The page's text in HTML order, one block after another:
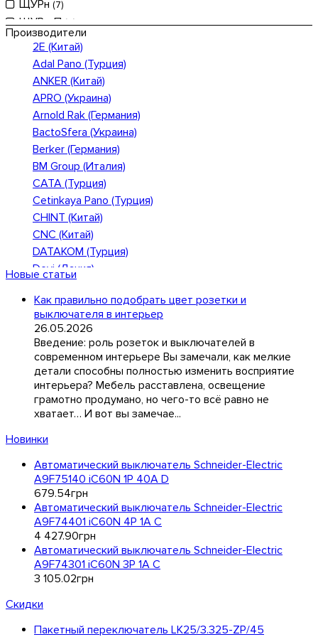
500
510(2)
550(2)
580(1)
600(1)
610(1)
640(7)
940(36)
950(6)
954(1)
960(17)
1080(22)
1085(4)
ЩУРн (7)
ЩУРн-П(3)
ЩЭ(6)
Производители
2E (Китай)
Adal Pano (Турция)
ANKER (Китай)
APRO (Украина)
Arnold Rak (Германия)
BactoSfera (Украина)
Berker (Германия)
BM Group (Италия)
CATA (Турция)
Cetinkaya Pano (Турция)
CHINT (Китай)
CNC (Китай)
DATAKOM (Турция)
Devi (Дания)
DigiTop (Украина)
DKC (Украина)
Dyness (Китай)
E.NEXT (Украина)
EAE Electric
Eastron (Китай)
Eaton (США)
Eleks (Украина)
EON (Таиланд)
ETI (Словения)
ETREL (Словения)
Evrosvet (Украина)
Extherm (Германия)
F&F (Польша)
FRER (Италия)
Galkat (Украина)
GAMA (Украина)
Новые статьи
Как правильно подобрать цвет розетки и
выключателя в интерьер
26.05.2026
Введение: роль розеток и выключателей в
современном интерьере Вы замечали, как мелкие
детали способны полностью изменить восприятие
интерьера? Мебель расставлена, освещение
грамотно продумано, но чего-то всё равно не
хватает… И вот вы замечае...
Новинки
Автоматический выключатель Schneider-Electric
A9F75140 iC60N 1P 40A D
679.54грн
Автоматический выключатель Schneider-Electric
A9F74401 iC60N 4P 1A C
4 427.90грн
Автоматический выключатель Schneider-Electric
A9F74301 iC60N 3P 1A C
3 105.02грн
Скидки
Пакетный переключатель LK25/3.325-ZP/45